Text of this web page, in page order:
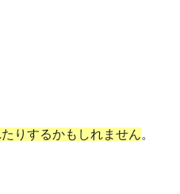
りするかもしれません。